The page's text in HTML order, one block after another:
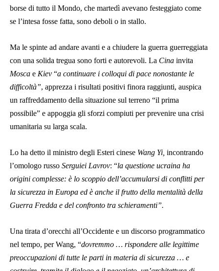
borse di tutto il Mondo, che martedì avevano festeggiato come
se l’intesa fosse fatta, sono deboli o in stallo.
Ma le spinte ad andare avanti e a chiudere la guerra guerreggiata
con una solida tregua sono forti e autorevoli. La Cina invita
Mosca e Kiev “a continuare i colloqui di pace nonostante le
difficoltà”, apprezza i risultati positivi finora raggiunti, auspica
un raffreddamento della situazione sul terreno “il prima
possibile” e appoggia gli sforzi compiuti per prevenire una crisi
umanitaria su larga scala.
Lo ha detto il ministro degli Esteri cinese Wang Yi, incontrando
l’omologo russo Serguiei Lavrov: “la questione ucraina ha
origini complesse: è lo scoppio dell’accumularsi di conflitti per
la sicurezza in Europa ed è anche il frutto della mentalità della
Guerra Fredda e del confronto tra schieramenti”.
Una tirata d’orecchi all’Occidente e un discorso programmatico
nel tempo, per Wang, “dovremmo … rispondere alle legittime
preoccupazioni di tutte le parti in materia di sicurezza … e